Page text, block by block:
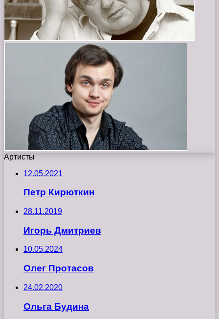
Артисты
12.05.2021
Петр Кирюткин
28.11.2019
Игорь Дмитриев
10.05.2024
Олег Протасов
24.02.2020
Ольга Будина